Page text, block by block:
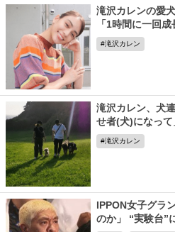
滝沢カレンの愛
「1時間に一回成
滝沢カレン
滝沢カレン、犬
せ者(犬)になって
滝沢カレン
IPPON女子グラ
のか」 “実験台”